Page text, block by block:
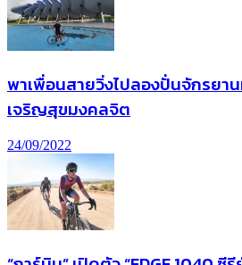
พาเพื่อนสายวิ่งไปลองปั่นจักรยา
เจริญสุขมงคลจิต
24/09/2022